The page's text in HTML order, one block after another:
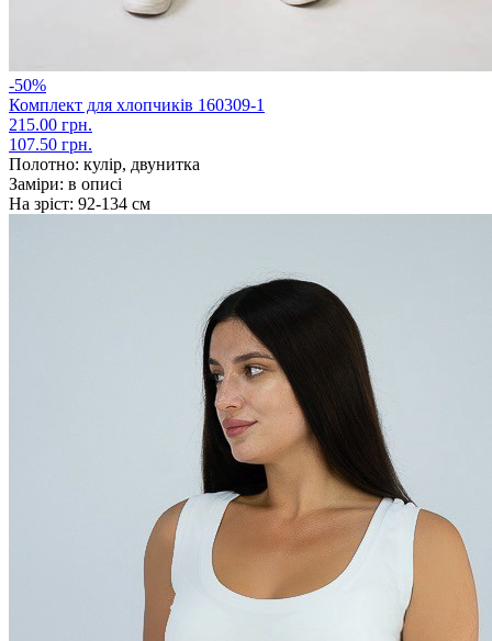
-50%
Комплект для хлопчиків 160309-1
215.00 грн.
107.50 грн.
Полотно: кулір, двунитка
Заміри: в описі
На зріст: 92-134 см